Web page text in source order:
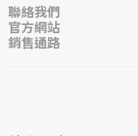
聯絡我們
官方網站
銷售通路